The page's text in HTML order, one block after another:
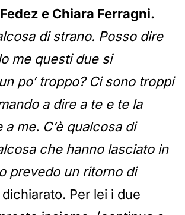
e Chiara Ferragni.
di strano. Posso dire
me questi due si
po’ troppo? Ci sono troppi
a dire a te e te la
a me. C’è qualcosa di
che hanno lasciato in
prevedo un ritorno di
dichiarato. Per lei i due